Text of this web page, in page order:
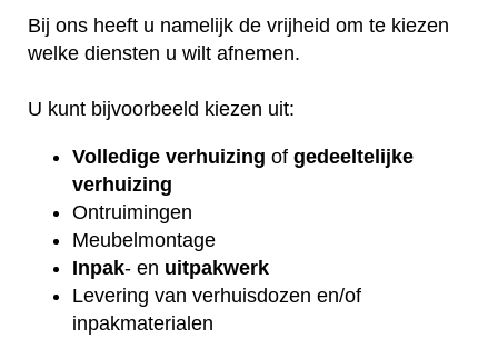
Bij ons heeft u namelijk de vrijheid om te kiezen
welke diensten u wilt afnemen.
U kunt bijvoorbeeld kiezen uit:
Volledige verhuizing of gedeeltelijke
verhuizing
Ontruimingen
Meubelmontage
Inpak- en uitpakwerk
Levering van verhuisdozen en/of
inpakmaterialen